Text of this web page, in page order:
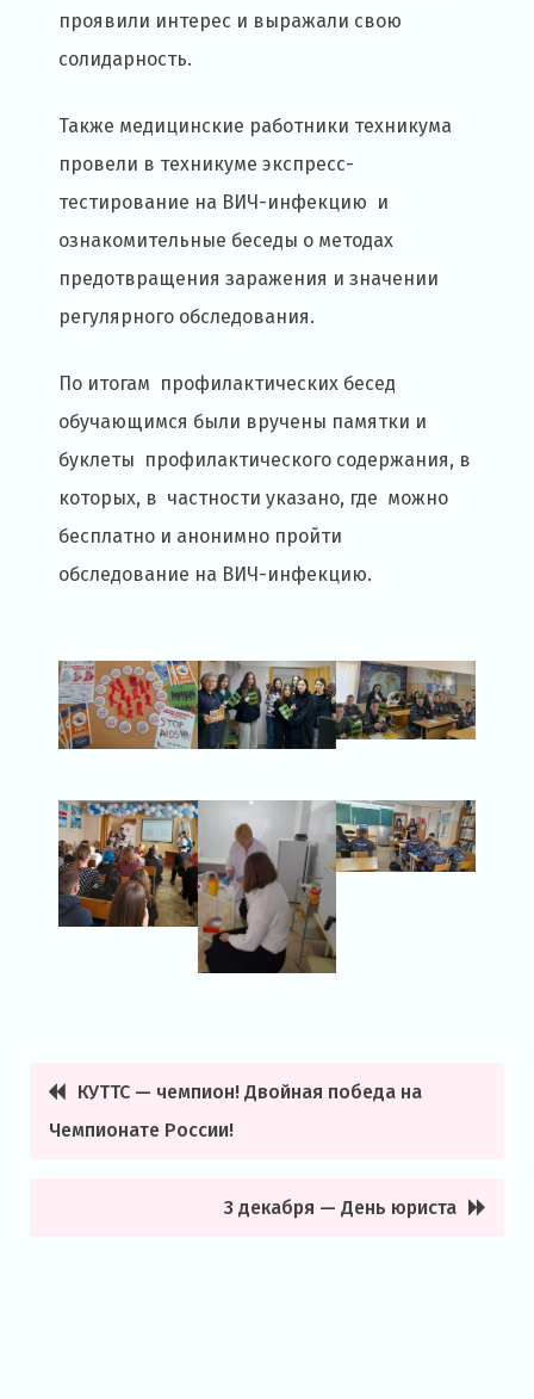
проявили интерес и выражали свою
солидарность.
Также медицинские работники техникума
провели в техникуме экспресс-
тестирование на ВИЧ-инфекцию и
ознакомительные беседы о методах
предотвращения заражения и значении
регулярного обследования.
По итогам профилактических бесед
обучающимся были вручены памятки и
буклеты профилактического содержания, в
которых, в частности указано, где можно
бесплатно и анонимно пройти
обследование на ВИЧ-инфекцию.
Навигация
по
КУТТС — чемпион! Двойная победа на
Чемпионате России!
3 декабря — День юриста